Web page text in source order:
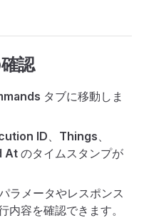
認
タブに移動しま
ID、 Things、
Atのタイムスタンプが
ラメータやレスポンス
内容を確認できます。